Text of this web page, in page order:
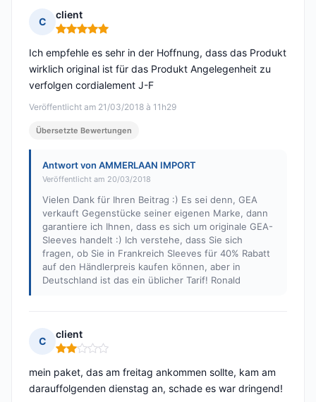
C
client
Hinweis: 5 von 5
Veröffentlicht am 21/03/2018 à 11h29
Ich empfehle es sehr in der Hoffnung, dass das Produkt
wirklich original ist für das Produkt Angelegenheit zu
verfolgen cordialement J-F
Übersetzte Bewertungen
Antwort von AMMERLAAN IMPORT
Veröffentlicht am 20/03/2018
Vielen Dank für Ihren Beitrag :) Es sei denn, GEA
verkauft Gegenstücke seiner eigenen Marke, dann
garantiere ich Ihnen, dass es sich um originale GEA-
Sleeves handelt :) Ich verstehe, dass Sie sich
fragen, ob Sie in Frankreich Sleeves für 40% Rabatt
auf den Händlerpreis kaufen können, aber in
Deutschland ist das ein üblicher Tarif! Ronald
C
client
Hinweis: 2 von 5
mein paket, das am freitag ankommen sollte, kam am
darauffolgenden dienstag an, schade es war dringend!